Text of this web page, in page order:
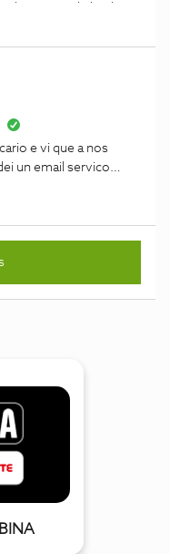
ligar para a linha de
quero que